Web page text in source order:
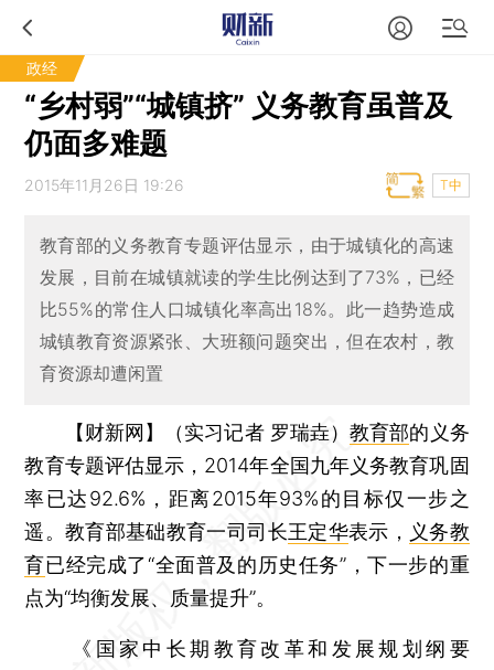
政经
“乡村弱”“城镇挤” 义务教育虽普及
仍面多难题
2015年11月26日 19:26 T中
教育部的义务教育专题评估显示，由于城镇化的高速
发展，目前在城镇就读的学生比例达到了73%，已经
比55%的常住人口城镇化率高出18%。此一趋势造成
城镇教育资源紧张、大班额问题突出，但在农村，教
育资源却遭闲置
【财新网】（实习记者 罗瑞垚）教育部的义务
教育专题评估显示，2014年全国九年义务教育巩固
率已达92.6%，距离2015年93%的目标仅一步之
遥。教育部基础教育一司司长王定华表示， 义务教
育已经完成了“全面普及的历史任务”，下一步的重
点为“均衡发展、质量提升”。
《国家中长期教育改革和发展规划纲要